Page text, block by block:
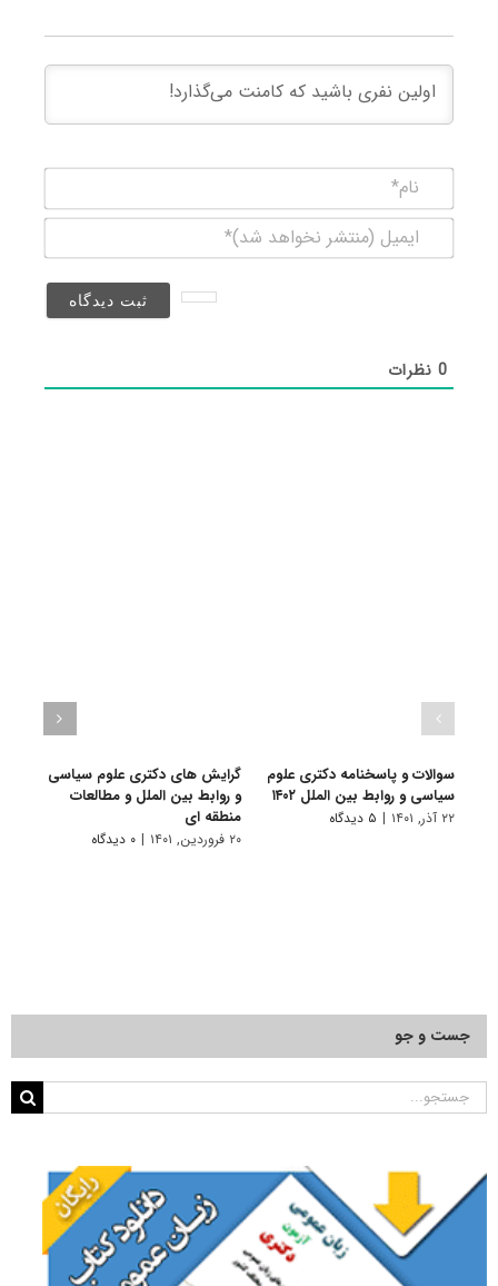
(منتشر
0نظرات
سوالات و پاسخنامه دکتری علوم
سیاسی و روابط بین الملل ۱۴۰۲
۲۲ آذر, ۱۴۰۱ | ۵ دیدگاه
گرایش های دکتری ﻋﻠﻮم ﺳﻴﺎسی
و رواﺑﻂ بین اﻟﻤﻠﻞ و مطالعات
منطقه ای
۲۰ فروردین, ۱۴۰۱ | ۰ دیدگاه
جست و جو
جستجو